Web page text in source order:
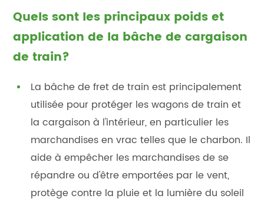
Quels sont les principaux poids et
application de la bâche de cargaison
de train?
La bâche de fret de train est principalement
utilisée pour protéger les wagons de train et
la cargaison à l'intérieur, en particulier les
marchandises en vrac telles que le charbon. Il
aide à empêcher les marchandises de se
répandre ou d'être emportées par le vent,
protège contre la pluie et la lumière du soleil